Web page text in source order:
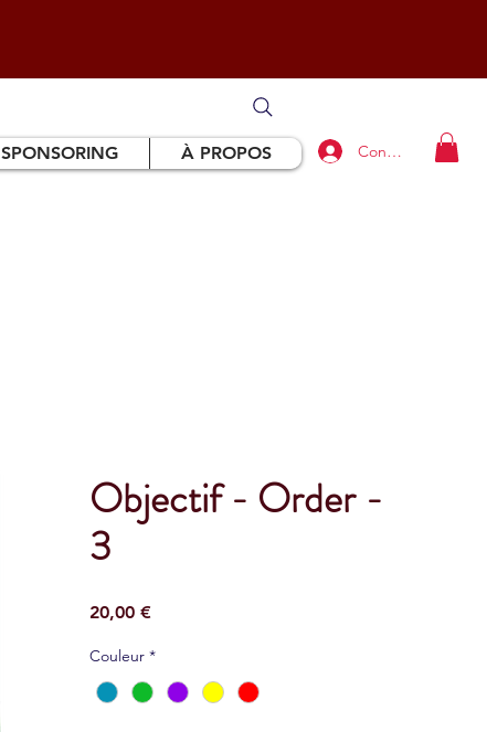
SPONSORING À PROPOS Connexion
Objectif - Order -
3
20,00 €Prix
Couleur *